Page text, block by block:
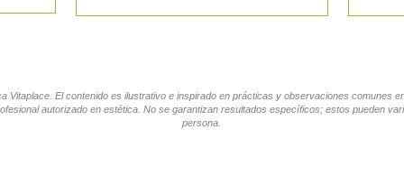
Vitaplace. El contenido es ilustrativo e inspirado en prácticas y observaciones comunes
autorizado en estética. No se garantizan resultados específicos; estos pueden
persona.